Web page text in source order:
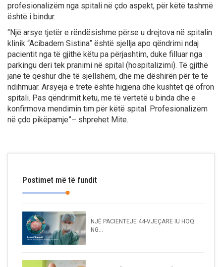
profesionalizëm nga spitali në çdo aspekt, për këtë tashmë
është i bindur.
“Një arsye tjetër e rëndësishme përse u drejtova në spitalin
klinik “Acibadem Sistina” është sjellja apo qëndrimi ndaj
pacientit nga të gjithë këtu pa përjashtim, duke filluar nga
parkingu deri tek pranimi në spital (hospitalizimi). Të gjithë
janë të qeshur dhe të sjellshëm, dhe me dëshirën për të të
ndihmuar. Arsyeja e tretë është higjena dhe kushtet që ofron
spitali. Pas qëndrimit këtu, me të vërtetë u binda dhe e
konfirmova mendimin tim për këtë spital. Profesionalizëm
në çdo pikëpamje”– shprehet Mite.
Postimet më të fundit
NJË PACIENTEJE 44-VJEÇARE IU HOQ
NG...